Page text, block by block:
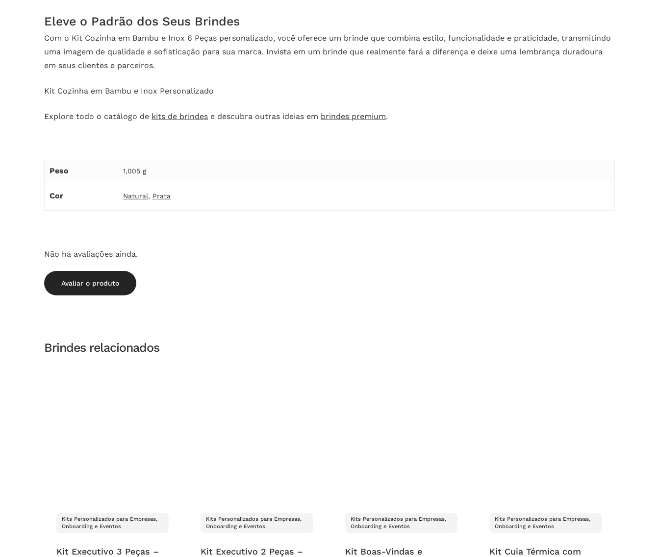
Eleve o Padrão dos Seus Brindes
Com o Kit Cozinha em Bambu e Inox 6 Peças personalizado, você oferece um brinde que combina estilo, funcionalidade e praticidade, transmitindo
uma imagem de qualidade e sofisticação para sua marca. Invista em um brinde que realmente fará a diferença e deixe uma lembrança duradoura
em seus clientes e parceiros.
Kit Cozinha em Bambu e Inox Personalizado
Explore todo o catálogo de kits de brindes e descubra outras ideias em brindes premium.
Peso 1,005 g
Cor Natural, Prata
Não há avaliações ainda.
Avaliar o produto
Brindes relacionados
Kits Personalizados para Empresas,
Onboarding e Eventos
Kit Executivo 3 Peças –
Kits Personalizados para Empresas,
Onboarding e Eventos
Kit Executivo 2 Peças –
Kits Personalizados para Empresas,
Onboarding e Eventos
Kit Boas-Vindas e
Kits Personalizados para Empresas,
Onboarding e Eventos
Kit Cuia Térmica com